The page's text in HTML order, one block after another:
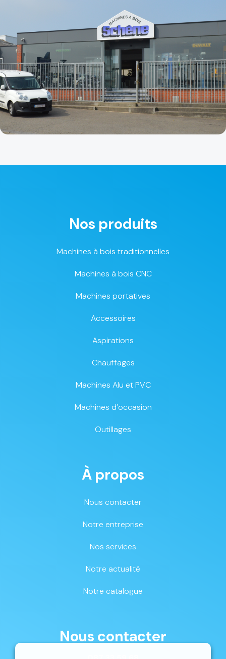
Nos produits
Machines à bois traditionnelles
Machines à bois CNC
Machines portatives
Accessoires
Aspirations
Chauffages
Machines Alu et PVC
Machines d’occasion
Outillages
À propos
Nous contacter
Notre entreprise
Nos services
Notre actualité
Notre catalogue
Nous contacter